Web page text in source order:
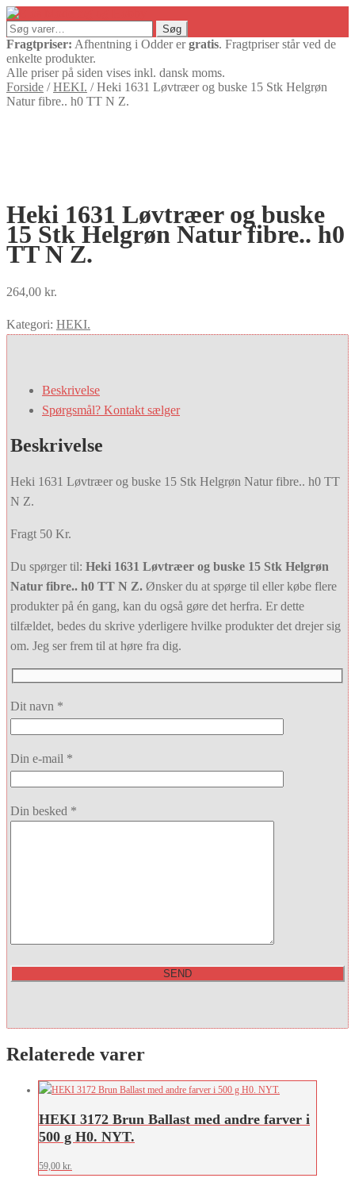
Søg
efter:
Søg
Fragtpriser: Afhentning i Odder ergratis. Fragtpriser står ved de
enkelte produkter.
Alle priser på siden vises inkl. dansk moms.
Forside /HEKI. /Heki 1631 Løvtræer og buske 15 Stk Helgrøn
Natur fibre.. h0 TT N Z.
Heki 1631 Løvtræer og buske
15 Stk Helgrøn Natur fibre.. h0
TT N Z.
264,00 kr.
Kategori: HEKI.
Beskrivelse
Spørgsmål? Kontakt sælger
Beskrivelse
Heki 1631 Løvtræer og buske 15 Stk Helgrøn Natur fibre.. h0 TT
N Z.
Fragt 50 Kr.
Du spørger til: Heki 1631 Løvtræer og buske 15 Stk Helgrøn
Natur fibre.. h0 TT N Z. Ønsker du at spørge til eller købe flere
produkter på én gang, kan du også gøre det herfra. Er dette
tilfældet, bedes du skrive yderligere hvilke produkter det drejer sig
om. Jeg ser frem til at høre fra dig.
Dit navn *
Din e-mail *
Din besked *
Relaterede varer
HEKI 3172 Brun Ballast med andre farver i
500 g H0. NYT.
59,00 kr.